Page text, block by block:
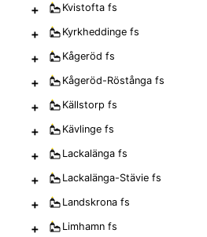
+ Kvistofta fs
+ Kyrkheddinge fs
+ Kågeröd fs
+ Kågeröd-Röstånga fs
+ Källstorp fs
+ Kävlinge fs
+ Lackalänga fs
+ Lackalänga-Stävie fs
+ Landskrona fs
+ Limhamn fs